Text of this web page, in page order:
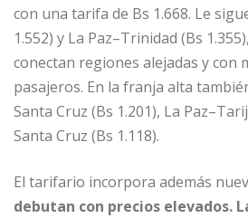
con una tarifa de Bs 1.668. Le
1.552) y La Paz–Trinidad (Bs
conectan regiones alejadas y con
pasajeros. En la franja alta
Santa Cruz (Bs 1.201), La
Santa Cruz (Bs 1.118).
El tarifario incorpora además
debutan con precios elevados.